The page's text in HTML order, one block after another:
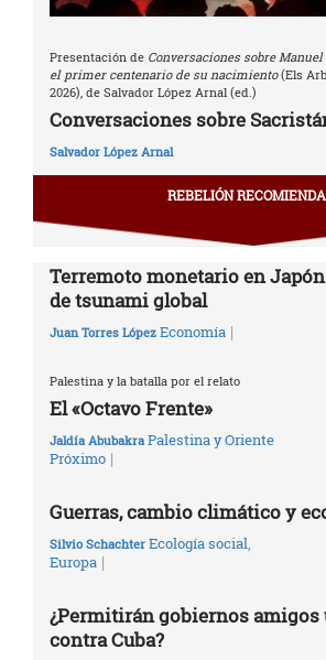
Presentación de Conversaciones sobre
el primer centenario de su nacimiento(Els
2026), de Salvador López Arnal (ed.)
Conversaciones sobre
Salvador López Arnal
REBELIÓN RECOMIENDA
Terremoto monetario en
de tsunami global
Juan Torres López Economía |
Palestina y la batalla por el relato
El «Octavo Frente»
Jaldía Abubakra Palestina y Oriente
Próximo |
Guerras, cambio climático y
Silvio Schachter Ecología social
Europa |
¿Permitirán gobiernos
contra Cuba?